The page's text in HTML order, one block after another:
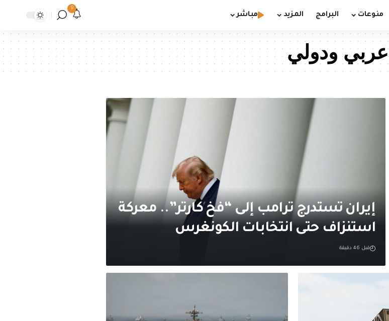
منوعات البرامج المزيد مباشر
9
عربي ودولي
إيران تستدرج ترامب إلى “فخ كارتر”.. معركة
استنزاف حتى انتخابات الكونغرس
قبل 46 دقيقة